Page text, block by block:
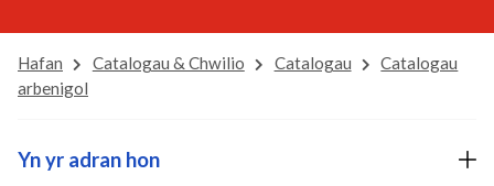
Hafan Catalogau & Chwilio Catalogau
Catalogau
arbenigol
Yn yr adran hon